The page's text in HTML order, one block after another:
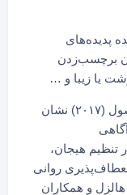
پدیده‌های
برچسب‌زدن
یا زیبا و …
پژوهش‌های گسترده‌ای مانند پژوهش کرسول (۲۰۱۷) نشان
تنظیم هیجان،
روانی
و همکاران